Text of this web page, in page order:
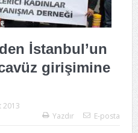
İstanbul’un
girişimine
2013
Yazdır E-posta